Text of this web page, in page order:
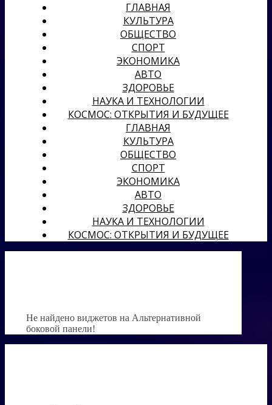
ГЛАВНАЯ
КУЛЬТУРА
ОБЩЕСТВО
СПОРТ
ЭКОНОМИКА
АВТО
ЗДОРОВЬЕ
НАУКА И ТЕХНОЛОГИИ
КОСМОС: ОТКРЫТИЯ И БУДУЩЕЕ
ГЛАВНАЯ
КУЛЬТУРА
ОБЩЕСТВО
СПОРТ
ЭКОНОМИКА
АВТО
ЗДОРОВЬЕ
НАУКА И ТЕХНОЛОГИИ
КОСМОС: ОТКРЫТИЯ И БУДУЩЕЕ
Не найдено виджетов на Альтернативной
боковой панели!